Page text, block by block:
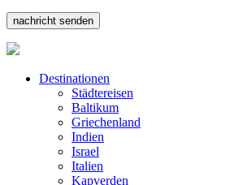
Destinationen
Städtereisen
Baltikum
Griechenland
Indien
Israel
Italien
Kapverden